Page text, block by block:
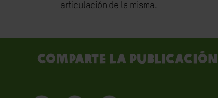
articulación de la misma.
Comparte la publicación